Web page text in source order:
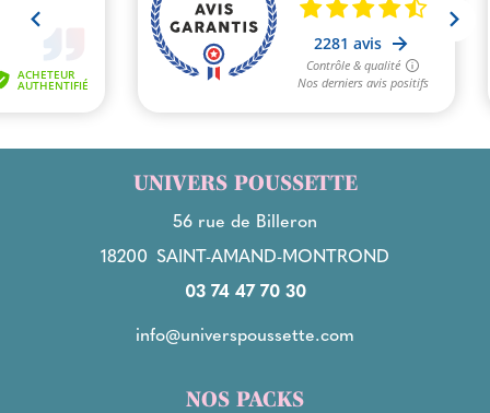
UNIVERS POUSSETTE
56 rue de Billeron
18200 SAINT-AMAND-MONTROND
03 74 47 70 30
info@universpoussette.com
NOS PACKS